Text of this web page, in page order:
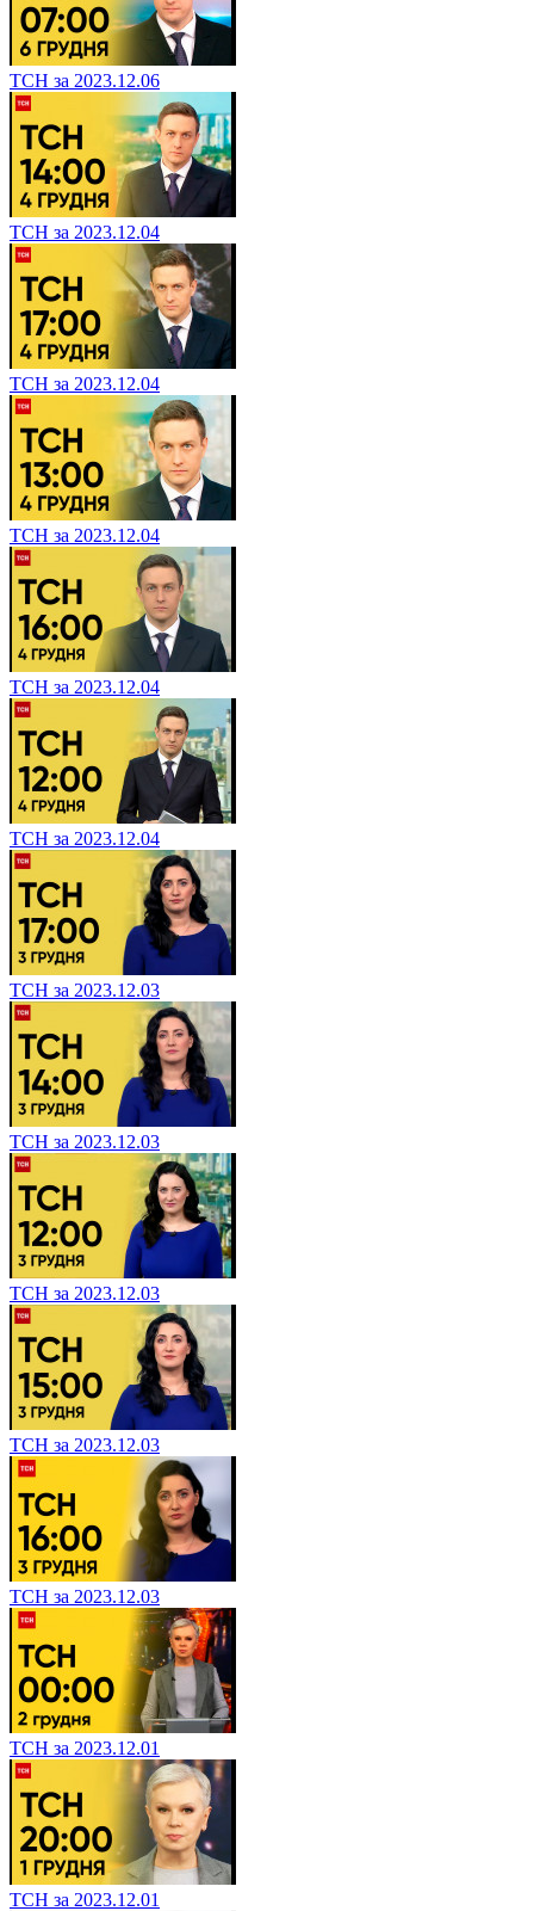
ТСН за 2023.12.06
ТСН за 2023.12.04
ТСН за 2023.12.04
ТСН за 2023.12.04
ТСН за 2023.12.04
ТСН за 2023.12.04
ТСН за 2023.12.03
ТСН за 2023.12.03
ТСН за 2023.12.03
ТСН за 2023.12.03
ТСН за 2023.12.03
ТСН за 2023.12.01
ТСН за 2023.12.01